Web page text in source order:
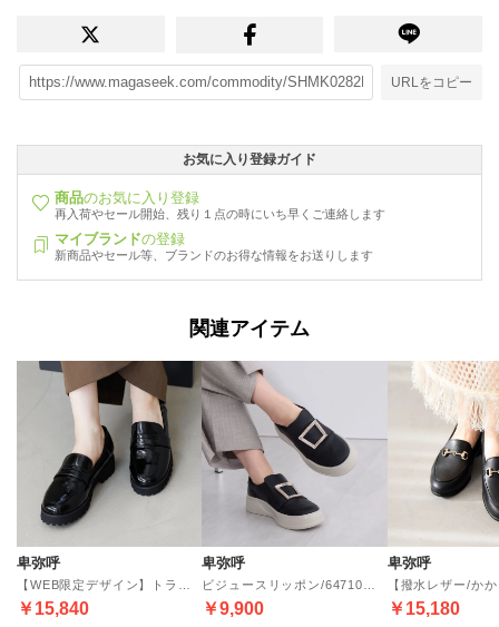
URLをコピー
お気に入り登録ガイド
商品のお気に入り登録
再入荷やセール開始、残り１点の時にいち早くご連絡します
マイブランドの登録
新商品やセール等、ブランドのお得な情報をお送りします
関連アイテム
卑弥呼
￥15,840
卑弥呼
￥9,900
卑弥呼
￥15,180